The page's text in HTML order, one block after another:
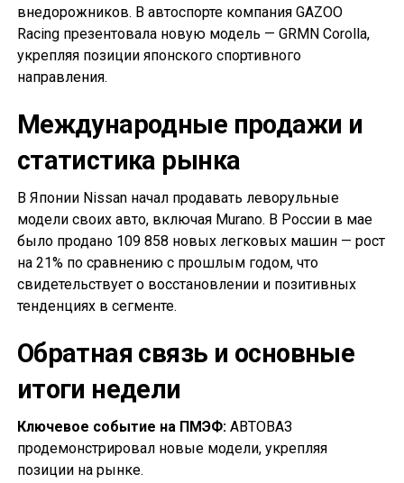
внедорожников. В автоспорте компания GAZOO
Racing презентовала новую модель — GRMN Corolla,
укрепляя позиции японского спортивного
направления.
Международные продажи и
статистика рынка
В Японии Nissan начал продавать леворульные
модели своих авто, включая Murano. В России в мае
было продано 109 858 новых легковых машин — рост
на 21% по сравнению с прошлым годом, что
свидетельствует о восстановлении и позитивных
тенденциях в сегменте.
Обратная связь и основные
итоги недели
Ключевое событие на ПМЭФ:АВТОВАЗ
продемонстрировал новые модели, укрепляя
позиции на рынке.